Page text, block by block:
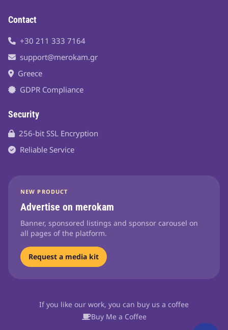
Contact
+30 211 333 7164
support@merokam.gr
Greece
GDPR Compliance
Security
256-bit SSL Encryption
Reliable Service
NEW PRODUCT
Advertise on merokam
Banner, sponsored listings and sponsor carousel on
all pages of the platform.
Request a media kit
If you like our work, you can buy us a coffee
Buy Me a Coffee